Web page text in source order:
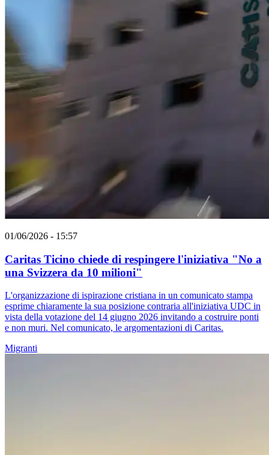
01/06/2026 - 15:57
Caritas Ticino chiede di respingere l'iniziativa "No a
una Svizzera da 10 milioni"
L'organizzazione di ispirazione cristiana in un comunicato stampa
esprime chiaramente la sua posizione contraria all'iniziativa UDC in
vista della votazione del 14 giugno 2026 invitando a costruire ponti
e non muri. Nel comunicato, le argomentazioni di Caritas.
Migranti